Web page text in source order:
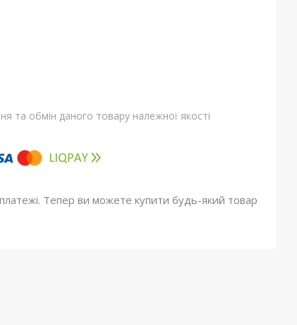
та обмін даного товару належної якості
платежі. Тепер ви можете купити будь-який товар